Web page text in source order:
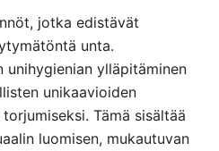
jotka edistävät
unta.
ylläpitäminen
unikaavioiden
Tämä sisältää
luomisen, mukautuvan